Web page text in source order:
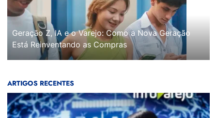
Geração Z, IA e o Varejo: Como a Nova Geração
Está Reinventando as Compras
ARTIGOS RECENTES